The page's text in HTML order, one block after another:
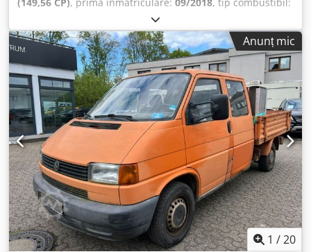
cabină și în compartimentul marfă/bagaje, torpedo cu
capac, claxon dublu ton, 8 inele de ancorare, trusă
medicală, triunghi și vestă reflectorizantă, baterie 80 Ah,
bară de conexiuni electrică 12 poli, rezervor carburant 55 l,
caroserie: furgon lung, ampatament 3.500 mm, tracțiune
integrală. Peste 150 de transportere și autobuze pe stoc.
Finanțare sau leasing disponibile prin Santander
Consumer Bank, Targo Bank sau Auto Europa Bank,
consiliere dedicată. Această ofertă nu este contractuală,
fără garanție pentru detalii de echipare. Lista de opțiuni
prezentate trebuie verificată separat. Modificări, erori și
vânzare intermediară rezervate. Livrare contra cost
posibilă. Numere provizorii pentru export disponibile la
fața locului. Primim mașina dvs. veche în sistem buy-back.
Retrofit pentru: - Cârlige remorcare până la 3.500 kg -
Încălzire staționară - Monitor pentru cameră marșarier
și/sau navigație prin telefon (Android Auto) - Sistem
(149,56 CP), prima înmatriculare: 09/2018, tip combustibil:
3.200 kg
angrenaj:mecanic, clasă de emisii:Euro 6, număr de
locuri:3, Dotări:ABS, aer condiționat, filtru de particule,
tracțiune integrală, închidere centralizată, VW T6 4-Motion
ROCKTON Furgon cu echipament de atelier Cjdpfjx
Uvbmsx Ahysha Cutie de viteze manuală, aer condiționat, 3
locuri, blocare diferențial, perete despărțitor, podea din
lemn, senzori de parcare față + spate, EURO 6, 2x geamuri
electrice, oglinzi electrice, ABS.
Anunț mic
1 /20